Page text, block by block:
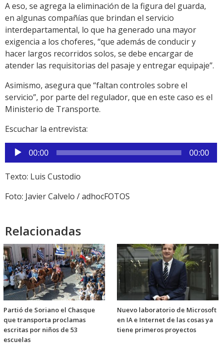
A eso, se agrega la eliminación de la figura del guarda,
en algunas compañías que brindan el servicio
interdepartamental, lo que ha generado una mayor
exigencia a los choferes, “que además de conducir y
hacer largos recorridos solos, se debe encargar de
atender las requisitorias del pasaje y entregar equipaje”.
Asimismo, asegura que “faltan controles sobre el
servicio”, por parte del regulador, que en este caso es el
Ministerio de Transporte.
Escuchar la entrevista:
Reproductor
de
audio
00:00 00:00
Texto: Luis Custodio
Foto: Javier Calvelo / adhocFOTOS
Relacionadas
Partió de Soriano el Chasque
que transporta proclamas
escritas por niños de 53
escuelas
Nuevo laboratorio de Microsoft
en IA e Internet de las cosas ya
tiene primeros proyectos